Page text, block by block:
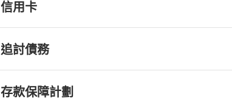
信用卡
追討債務
存款保障計劃